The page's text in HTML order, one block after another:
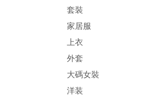
套裝
家居服
上衣
外套
大碼女裝
洋装